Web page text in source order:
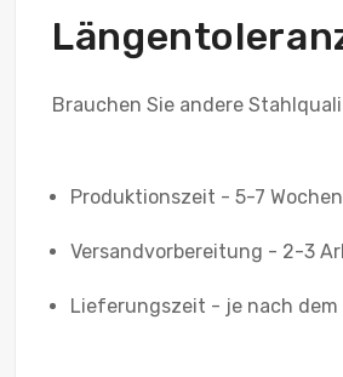
Brauchen Sie andere
Produktionszeit - 5-7
Versandvorbereitung - 2-3
Lieferungszeit - je nach dem